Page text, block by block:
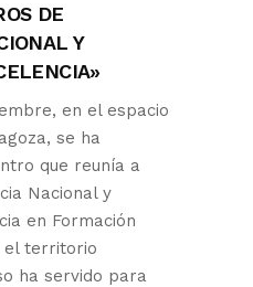
DE
Y
en el espacio
se ha
que reunía a
Nacional y
en Formación
el territorio
ha servido para